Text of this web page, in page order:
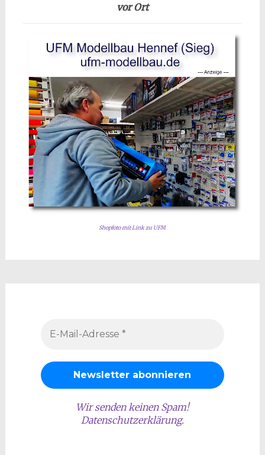
vor Ort
Shopfoto mit Link zu UFM
Wir senden keinen Spam!
Datenschutzerklärung.